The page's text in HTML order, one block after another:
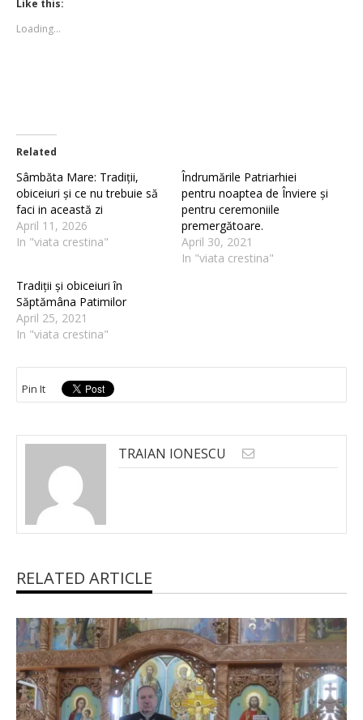
in
window)
Like this:
Loading...
Related
Sâmbăta Mare: Tradiții,
obiceiuri și ce nu trebuie să
faci in această zi
April 11, 2026
In "viata crestina"
Îndrumările Patriarhiei
pentru noaptea de Înviere și
pentru ceremoniile
premergătoare.
April 30, 2021
In "viata crestina"
Tradiții și obiceiuri în
Săptămâna Patimilor
April 25, 2021
In "viata crestina"
Pin It
TRAIAN IONESCU
RELATED ARTICLE